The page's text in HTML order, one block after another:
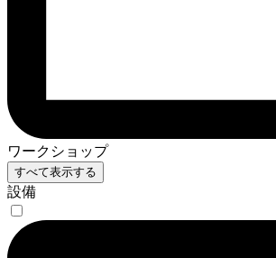
ワークショップ
すべて表示する
設備